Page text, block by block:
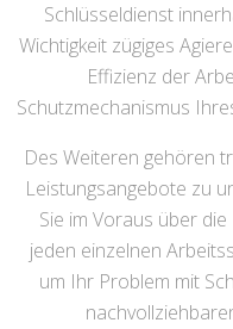
Schlüsseldienst
Wichtigkeit zügiges
Effizienz der
Schutzmechanismus
Des Weiteren gehören
Leistungsangebote zu
Sie im Voraus über
jeden einzelnen
um Ihr Problem mit